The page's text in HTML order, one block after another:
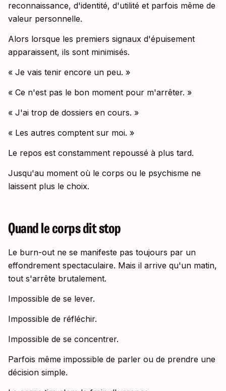
reconnaissance, d'identité, d'utilité et parfois même de
valeur personnelle.
Alors lorsque les premiers signaux d'épuisement
apparaissent, ils sont minimisés.
« Je vais tenir encore un peu. »
« Ce n'est pas le bon moment pour m'arrêter. »
« J'ai trop de dossiers en cours. »
« Les autres comptent sur moi. »
Le repos est constamment repoussé à plus tard.
Jusqu'au moment où le corps ou le psychisme ne
laissent plus le choix.
Quand le corps dit stop
Le burn-out ne se manifeste pas toujours par un
effondrement spectaculaire. Mais il arrive qu'un matin,
tout s'arrête brutalement.
Impossible de se lever.
Impossible de réfléchir.
Impossible de se concentrer.
Parfois même impossible de parler ou de prendre une
décision simple.